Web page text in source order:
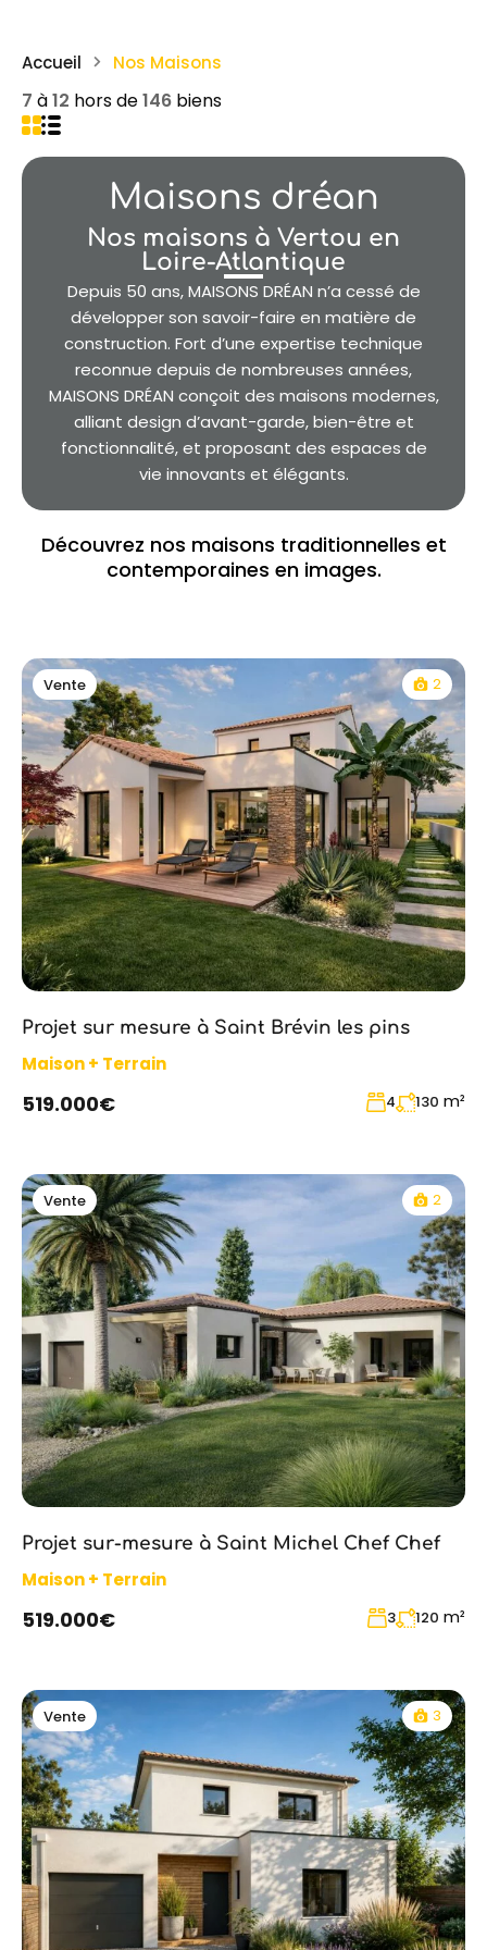
Accueil Nos Maisons
7 à12 hors de146 biens
Maisons dréan
Nos maisons à Vertou en
Loire-Atlantique
Depuis 50 ans, MAISONS DRÉAN n’a cessé de
développer son savoir-faire en matière de
construction. Fort d’une expertise technique
reconnue depuis de nombreuses années,
MAISONS DRÉAN conçoit des maisons modernes,
alliant design d’avant-garde, bien-être et
fonctionnalité, et proposant des espaces de
vie innovants et élégants.
Découvrez nos maisons traditionnelles et
contemporaines en images.
Vente 2
Projet sur mesure à Saint Brévin les pins
Maison + Terrain
519.000€ 4 130 m²
Vente 2
Projet sur-mesure à Saint Michel Chef Chef
Maison + Terrain
519.000€ 3 120 m²
Vente 3